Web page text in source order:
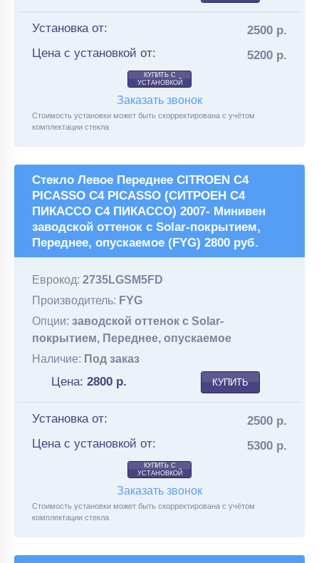
Установка от:
2500 р.
Цена с установкой от:
5200 р.
КУПИТЬ С
УСТАНОВКОЙ
Заказать звонок
Стоимость установки может быть скорректирована с учётом
комплектации стекла
Стекло Левое Переднее CITROEN C4
PICASSO C4 PICASSO (СИТРОЕН С4
ПИКАССО С4 ПИКАССО) 2007- Минивен
заводской оттенок с Solar-покрытием,
Переднее, опускаемое (FYG) 2800 руб.
Еврокод: 2735LGSM5FD
Производитель: FYG
Опции: заводской оттенок с Solar-
покрытием, Переднее, опускаемое
Наличие: Под заказ
Цена: 2800 р. КУПИТЬ
Установка от:
2500 р.
Цена с установкой от:
5300 р.
КУПИТЬ С
УСТАНОВКОЙ
Заказать звонок
Стоимость установки может быть скорректирована с учётом
комплектации стекла